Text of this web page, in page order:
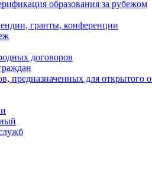
образования за рубежом
гранты, конференции
договоров
предназначенных для открытого